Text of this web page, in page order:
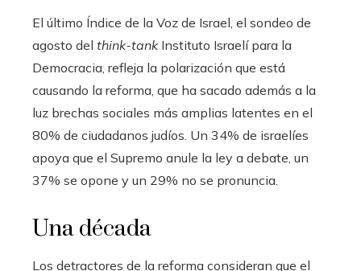
El último Índice de la Voz de Israel, el sondeo de
agosto del think-tankInstituto Israelí para la
Democracia, refleja la polarización que está
causando la reforma, que ha sacado además a la
luz brechas sociales más amplias latentes en el
80% de ciudadanos judíos. Un 34% de israelíes
apoya que el Supremo anule la ley a debate, un
37% se opone y un 29% no se pronuncia.
Una década
Los detractores de la reforma consideran que el